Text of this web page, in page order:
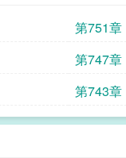
第751章
第747章
第743章